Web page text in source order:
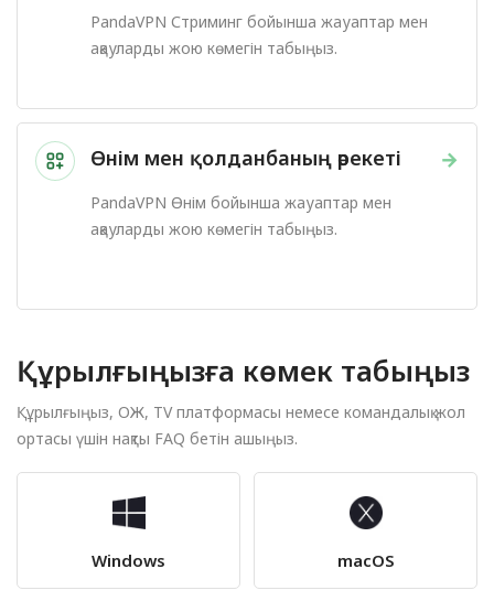
PandaVPN Стриминг бойынша жауаптар мен
ақауларды жою көмегін табыңыз.
→
Өнім мен қолданбаның әрекеті
PandaVPN Өнім бойынша жауаптар мен
ақауларды жою көмегін табыңыз.
Құрылғыңызға көмек табыңыз
Құрылғыңыз, ОЖ, TV платформасы немесе командалық жол
ортасы үшін нақты FAQ бетін ашыңыз.
Windows macOS